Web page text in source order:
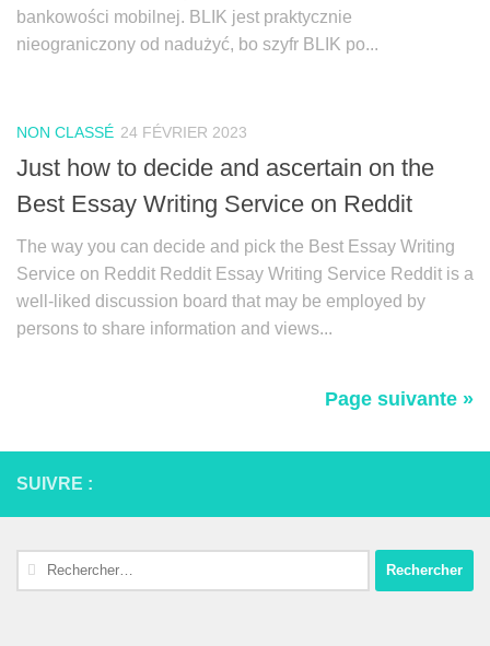
bankowości mobilnej. BLIK jest praktycznie
nieograniczony od nadużyć, bo szyfr BLIK po...
NON CLASSÉ 24 FÉVRIER 2023
Just how to decide and ascertain on the
Best Essay Writing Service on Reddit
The way you can decide and pick the Best Essay Writing
Service on Reddit Reddit Essay Writing Service Reddit is a
well-liked discussion board that may be employed by
persons to share information and views...
Page suivante »
SUIVRE :
Rechercher :